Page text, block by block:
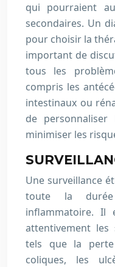
qui pourraient
secondaires. Un
pour choisir la
important de
tous les
compris les
intestinaux ou
de
minimiser les
Une surveillance
toute la
inflammatoire. Il
attentivement les
tels que la perte
coliques, les